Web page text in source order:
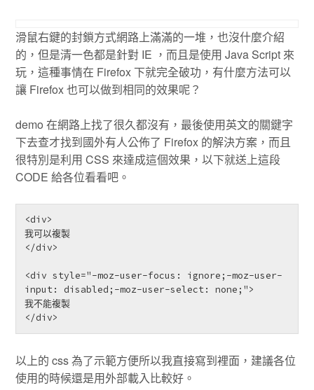
滑鼠右鍵的封鎖方式網路上滿滿的一堆，也沒什麼介紹
的，但是清一色都是針對 IE ，而且是使用 Java Script 來
玩，這種事情在 Firefox 下就完全破功，有什麼方法可以
讓 Firefox 也可以做到相同的效果呢？
demo 在網路上找了很久都沒有，最後使用英文的關鍵字
下去查才找到國外有人公佈了 Firefox 的解決方案，而且
很特別是利用 CSS 來達成這個效果，以下就送上這段
CODE 給各位看看吧。
<div>
我可以複製
</div>
<div style="-moz-user-focus: ignore;-moz-user-
input: disabled;-moz-user-select: none;">
我不能複製
</div>
以上的 css 為了示範方便所以我直接寫到裡面，建議各位
使用的時候還是用外部載入比較好。